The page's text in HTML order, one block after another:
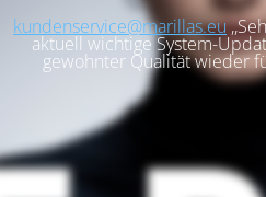
kundenservice@marillas.eu
aktuell wichtige System-
gewohnter Qualität wieder